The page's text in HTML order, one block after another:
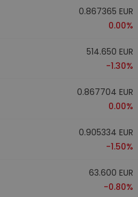
0.867365 EUR
0.00%
514.650 EUR
-1.30%
0.867704 EUR
0.00%
0.905334 EUR
-1.50%
63.600 EUR
-0.80%